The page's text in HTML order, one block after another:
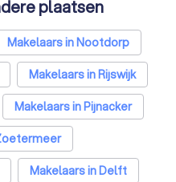
in Den Haag
Den Haag
in Den Haag
in Den Haag
in Den Haag
Haag
plaatsen
Makelaars in Nootdorp
Makelaars in Rijswijk
Makelaars in Pijnacker
Makelaars in Delft